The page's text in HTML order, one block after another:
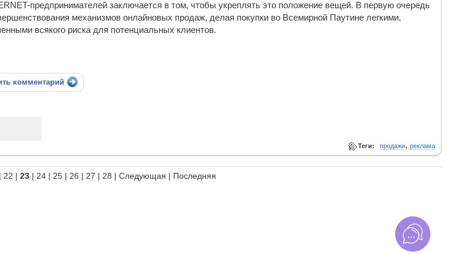
предпринимателей заключается в том, чтобы укреплять это положение вещей. В первую очередь
механизмов онлайновых продаж, делая покупки во Всемирной Паутине легкими,
всякого риска для потенциальных клиентов.
комментарий
Теги: продажи, реклама
| 22 | 23 | 24 | 25 | 26 | 27 | 28 | Следующая | Последняя